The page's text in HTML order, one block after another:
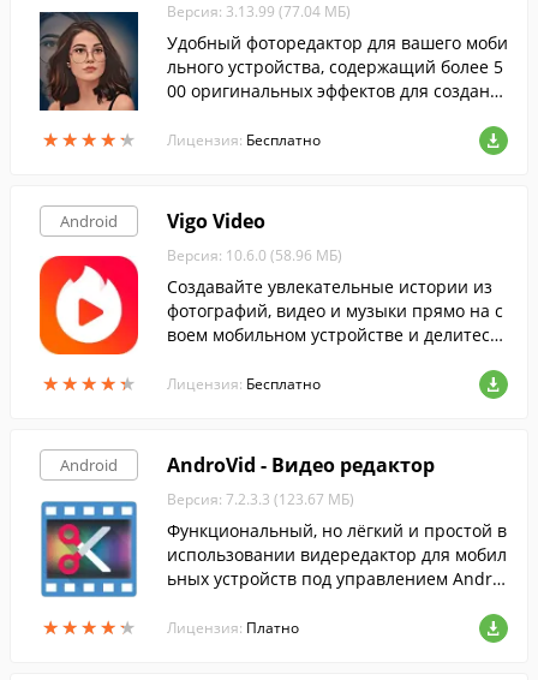
★★★★★
★★★★★
Версия: 3.13.99 (77.04 МБ)
Удобный фоторедактор для вашего моби
льного устройства, содержащий более 5
00 оригинальных эффектов для создани
Лицензия: Бесплатно
Android
★★★★★
★★★★★
Vigo Video
Версия: 10.6.0 (58.96 МБ)
Создавайте увлекательные истории из
фотографий, видео и музыки прямо на с
воем мобильном устройстве и делитесь
и, не являющимися пользователями пр
Лицензия: Бесплатно
Android
★★★★★
★★★★★
AndroVid - Видео редактор
Версия: 7.2.3.3 (123.67 МБ)
Функциональный, но лёгкий и простой в
использовании видередактор для мобил
ьных устройств под управлением Androi
Лицензия: Платно